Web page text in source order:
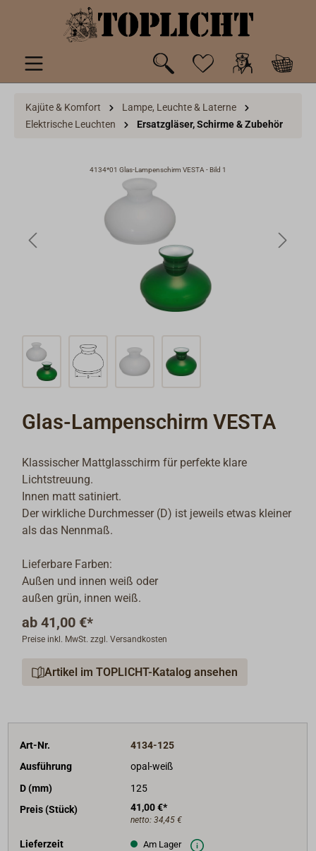
springen
Kajüte & Komfort
Lampe, Leuchte & Laterne
Elektrische Leuchten
Ersatzgläser, Schirme & Zubehör
4134*01 Glas-Lampenschirm VESTA - Bild 1
Glas-Lampenschirm VESTA
Klassischer Mattglasschirm für perfekte klare
Lichtstreuung.
Innen matt satiniert.
Der wirkliche Durchmesser (D) ist jeweils etwas kleiner
als das Nennmaß.
Lieferbare Farben:
Außen und innen weiß oder
außen grün, innen weiß.
ab 41,00 €*
Preise inkl. MwSt. zzgl. Versandkosten
Artikel im TOPLICHT-Katalog ansehen
Art-Nr.
4134-125
Ausführung
opal-weiß
D (mm)
125
Preis (Stück)
41,00 €*
netto: 34,45 €
Lieferzeit Am Lager